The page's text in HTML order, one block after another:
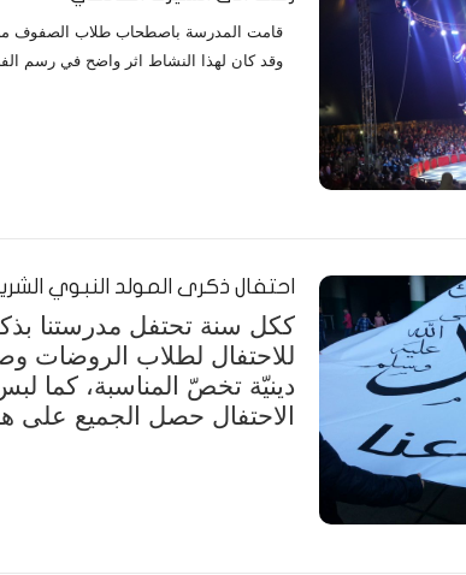
وقد كان لهذا النشاط اثر واضح في رسم
احتفال ذكرى المولد النبوي
ككل سنة تحتفل مدرستنا
للاحتفال لطلاب الروضات
دينيّة تخصّ المناسبة، كما
الاحتفال حصل الجميع على